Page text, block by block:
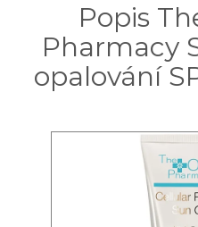
Popis
Pharmacy
opalování